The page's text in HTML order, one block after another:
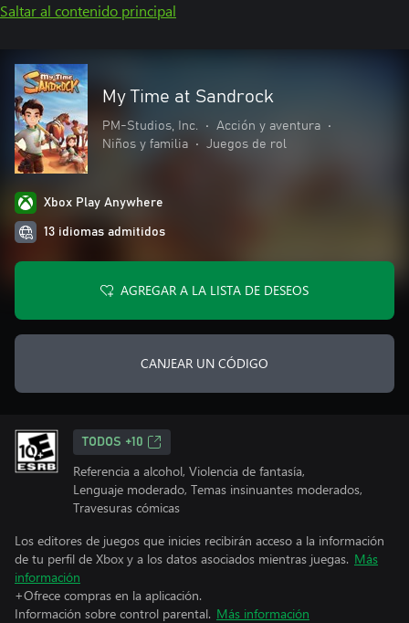
Saltar al contenido principal
My Time at Sandrock
PM-Studios, Inc. • Acción y aventura
•
Niños y familia
• Juegos de rol
Xbox Play Anywhere
13 idiomas admitidos
AGREGAR A LA LISTA DE DESEOS
CANJEAR UN CÓDIGO
TODOS +10
Referencia a alcohol, Violencia de fantasía,
Lenguaje moderado, Temas insinuantes moderados,
Travesuras cómicas
Los editores de juegos que inicies recibirán acceso a la información
de tu perfil de Xbox y a los datos asociados mientras juegas. Más
información
+Ofrece compras en la aplicación.
Información sobre control parental. Más información